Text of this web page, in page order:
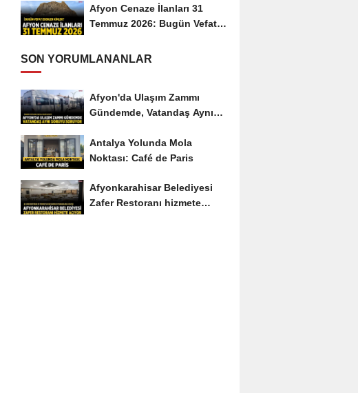
Afyon Cenaze İlanları 31
Temmuz 2026: Bugün Vefat
SON YORUMLANANLAR
Afyon'da Ulaşım Zammı
Gündemde, Vatandaş Aynı
Antalya Yolunda Mola
Noktası: Café de Paris
Afyonkarahisar Belediyesi
Zafer Restoranı hizmete